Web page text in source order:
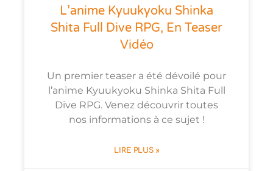
L’anime Kyuukyoku Shinka
Shita Full Dive RPG, En Teaser
Vidéo
Un premier teaser a été dévoilé pour
l’anime Kyuukyoku Shinka Shita Full
Dive RPG. Venez découvrir toutes
nos informations à ce sujet !
LIRE PLUS »